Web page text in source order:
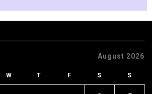
August 2026
W T F S S